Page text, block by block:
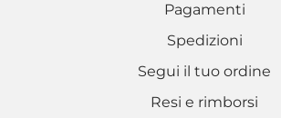
Pagamenti
Spedizioni
Segui il tuo ordine
Resi e rimborsi